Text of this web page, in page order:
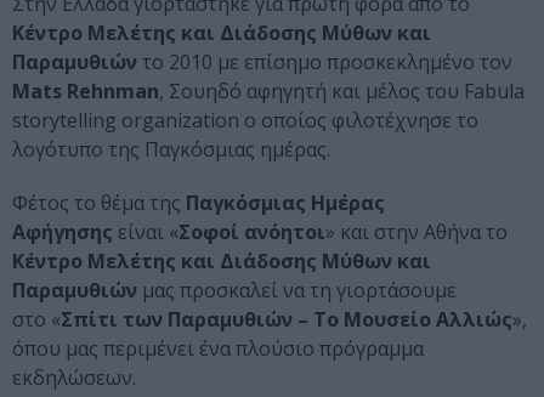
Κέντρο Μελέτης και Διάδοσης Μύθων και
Παραμυθιών το 2010 με επίσημο προσκεκλημένο τον
Mats Rehnman, Σουηδό αφηγητή και μέλος του Fabula
storytelling organization ο οποίος φιλοτέχνησε το
λογότυπο της Παγκόσμιας ημέρας.
Φέτος το θέμα της Παγκόσμιας Ημέρας
Αφήγησης είναι «Σοφοί ανόητοι» και στην Αθήνα το
Κέντρο Μελέτης και Διάδοσης Μύθων και
Παραμυθιών μας προσκαλεί να τη γιορτάσουμε
στο «Σπίτι των Παραμυθιών – Το Μουσείο Αλλιώς»,
όπου μας περιμένει ένα πλούσιο πρόγραμμα
εκδηλώσεων.